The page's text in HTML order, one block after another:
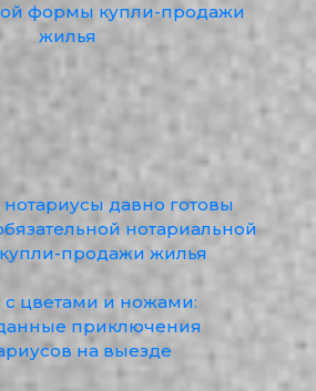
нотариусы давно готовы
нотариальной
продажи жилья